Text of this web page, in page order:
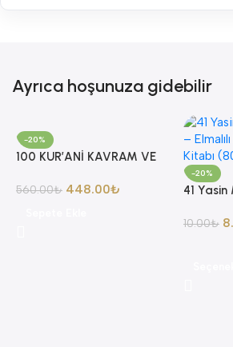
Ayrıca hoşunuza gidebilir
-20%
100 KUR’ANİ KAVRAM VE
560.00₺ 448.00₺
-20%
41
Kitabı
10.00₺